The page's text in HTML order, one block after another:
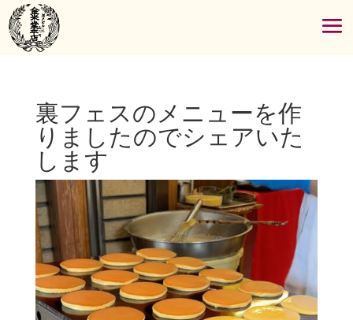
裏フェスのメニューを作
りましたのでシェアいた
します